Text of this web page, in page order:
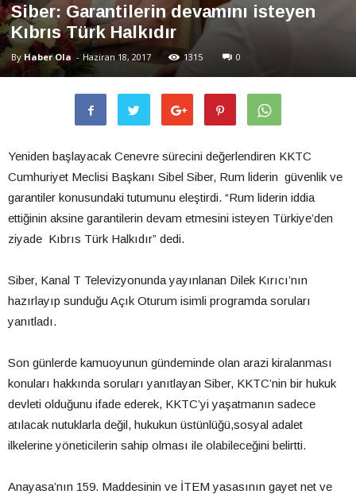
Siber: Garantilerin devamını isteyen
Kıbrıs Türk Halkıdır
By Haber Ola - Haziran 18, 2017 1315 0
Yeniden başlayacak Cenevre sürecini değerlendiren KKTC
Cumhuriyet Meclisi Başkanı Sibel Siber, Rum liderin güvenlik ve
garantiler konusundaki tutumunu eleştirdi. “Rum liderin iddia
ettiğinin aksine garantilerin devam etmesini isteyen Türkiye’den
ziyade Kıbrıs Türk Halkıdır” dedi.
Siber, Kanal T Televizyonunda yayınlanan Dilek Kırıcı’nın
hazırlayıp sunduğu Açık Oturum isimli programda soruları
yanıtladı.
Son günlerde kamuoyunun gündeminde olan arazi kiralanması
konuları hakkında soruları yanıtlayan Siber, KKTC’nin bir hukuk
devleti olduğunu ifade ederek, KKTC’yi yaşatmanın sadece
atılacak nutuklarla değil, hukukun üstünlüğü,sosyal adalet
ilkelerine yöneticilerin sahip olması ile olabileceğini belirtti.
Anayasa’nın 159. Maddesinin ve İTEM yasasının gayet net ve